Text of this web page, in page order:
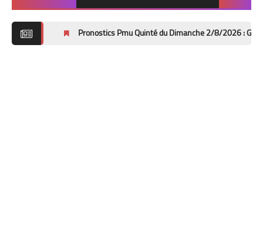
Pronostics Pmu Quinté du Dimanche 2/8/2026 : Grand Handicap